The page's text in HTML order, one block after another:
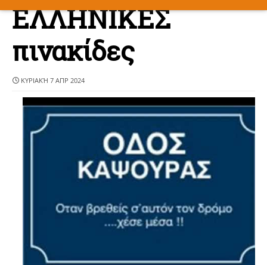
ΕΛΛΗΝΙΚΕΣ
πινακίδες
ΚΥΡΙΑΚΉ 7 ΑΠΡ 2024